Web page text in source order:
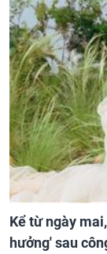
Kể từ ngày
hưởng' sau